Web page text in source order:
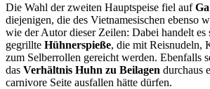
Die Wahl der zweiten Hauptspeise fiel auf
diejenigen, die des Vietnamesischen ebenso
wie der Autor dieser Zeilen: Dabei handelt
gegrillte Hühnerspieße, die mit Reisnudeln,
zum Selberrollen gereicht werden. Ebenfalls
das Verhältnis Huhn zu Beilagen durchaus
carnivore Seite ausfallen hätte dürfen.